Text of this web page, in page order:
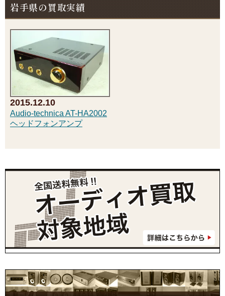
岩手県の買取実績
2015.12.10
Audio-technica AT-HA2002
ヘッドフォンアンプ